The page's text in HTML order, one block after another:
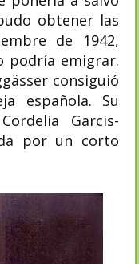
obtener las
de 1942,
podría emigrar.
consiguió
española. Su
Garcis-
por un corto